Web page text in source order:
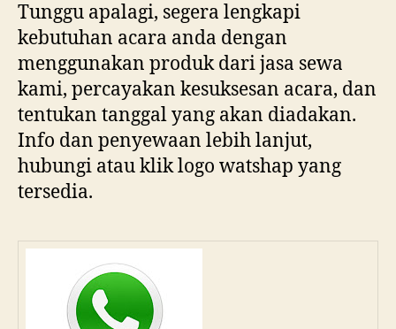
Tunggu apalagi, segera lengkapi
kebutuhan acara anda dengan
menggunakan produk dari jasa sewa
kami, percayakan kesuksesan acara, dan
tentukan tanggal yang akan diadakan.
Info dan penyewaan lebih lanjut,
hubungi atau klik logo watshap yang
tersedia.